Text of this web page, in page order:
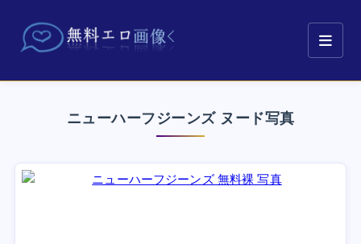
ニューハーフジーンズ ヌード写真